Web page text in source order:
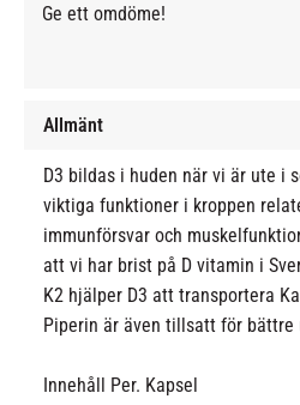
Ge ett omdöme!
Allmänt
D3 bildas i huden när vi är ute i
viktiga funktioner i kroppen
immunförsvar och
att vi har brist på D vitamin i
K2 hjälper D3 att transportera
Piperin är även tillsatt för bättre
Innehåll Per. Kapsel